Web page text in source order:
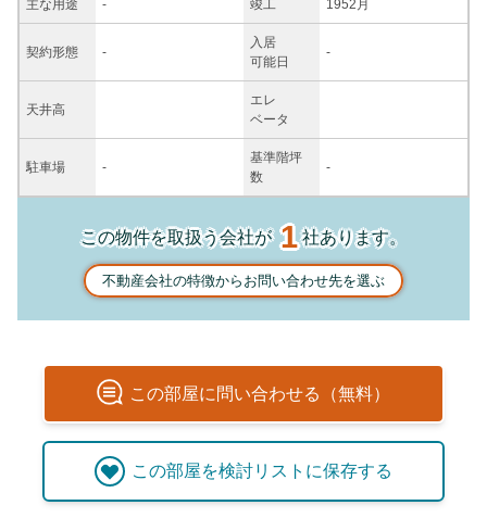
主な用途 - 竣工 1952月
契約形態 -
入居
可能日
-
天井高
エレ
ベータ
駐車場 -
基準階坪
数
-
この物件を取扱う会社が1社あります。
不動産会社の特徴からお問い合わせ先を選ぶ
この部屋に問い合わせる（無料）
この部屋を検討リストに保存する